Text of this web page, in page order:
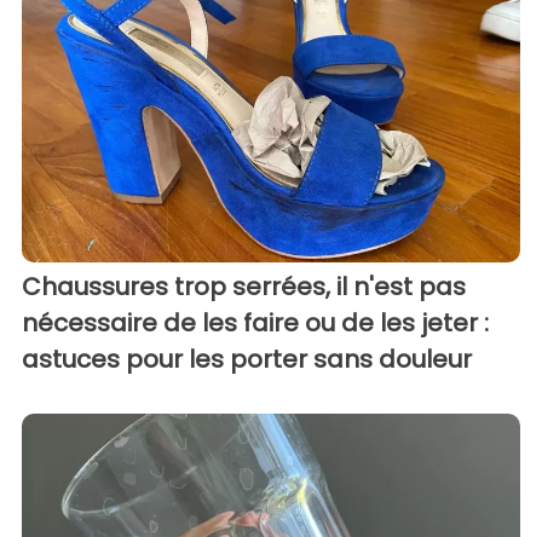
Chaussures trop serrées, il n'est pas
nécessaire de les faire ou de les jeter :
astuces pour les porter sans douleur